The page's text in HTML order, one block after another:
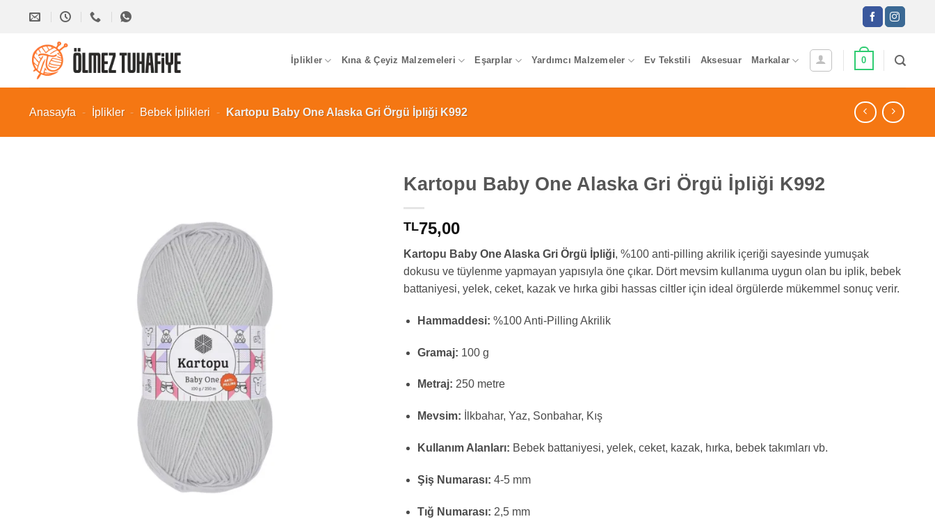
İplikler Kına & Çeyiz Malzemeleri Eşarplar Yardımcı Malzemeler Ev Tekstili Aksesuar Markalar 0
Anasayfa - İplikler - Bebek İplikleri - Kartopu Baby One Alaska Gri Örgü İpliği K992
Kartopu Baby One Alaska Gri Örgü İpliği K992
TL75,00
Kartopu Baby One Alaska Gri Örgü İpliği, %100 anti-pilling akrilik içeriği sayesinde yumuşak
dokusu ve tüylenme yapmayan yapısıyla öne çıkar. Dört mevsim kullanıma uygun olan bu iplik, bebek
battaniyesi, yelek, ceket, kazak ve hırka gibi hassas ciltler için ideal örgülerde mükemmel sonuç verir.
Hammaddesi: %100 Anti-Pilling Akrilik
Gramaj: 100 g
Metraj: 250 metre
Mevsim: İlkbahar, Yaz, Sonbahar, Kış
Kullanım Alanları: Bebek battaniyesi, yelek, ceket, kazak, hırka, bebek takımları vb.
Şiş Numarası: 4-5 mm
Tığ Numarası: 2,5 mm